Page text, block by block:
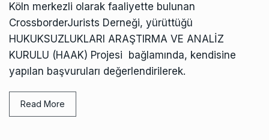
Köln merkezli olarak faaliyette bulunan
CrossborderJurists Derneği, yürüttüğü
HUKUKSUZLUKLARI ARAŞTIRMA VE ANALİZ
KURULU (HAAK) Projesi bağlamında, kendisine
yapılan başvuruları değerlendirilerek.
Read More